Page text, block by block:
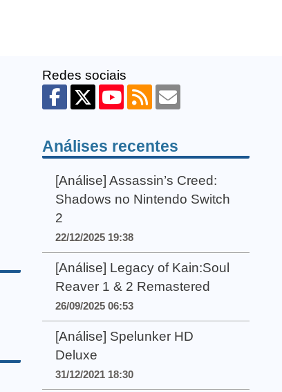
Redes sociais
Análises recentes
[Análise] Assassin’s Creed:
Shadows no Nintendo Switch
2
22/12/2025 19:38
[Análise] Legacy of Kain:Soul
Reaver 1 & 2 Remastered
26/09/2025 06:53
[Análise] Spelunker HD
Deluxe
31/12/2021 18:30